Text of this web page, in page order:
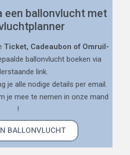
een ballonvlucht met
Ticket, Cadeaubon of Omruil-
ballonvlucht boeken via
link.
je alle nodige details per email.
je mee te nemen in onze mand
!
BALLONVLUCHT